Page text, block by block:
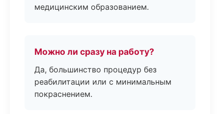
медицинским образованием.
Можно ли сразу на работу?
Да, большинство процедур без
реабилитации или с минимальным
покраснением.